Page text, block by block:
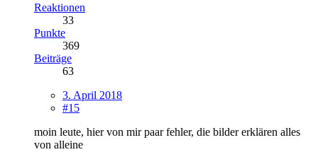
Reaktionen
33
Punkte
369
Beiträge
63
3. April 2018
#15
moin leute, hier von mir paar fehler, die bilder erklären alles
von alleine